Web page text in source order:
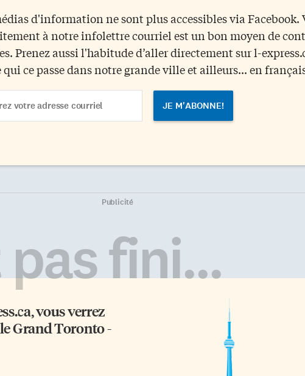
d'information ne sont plus accessibles via Facebook.
à notre infolettre courriel est un bon moyen de
Prenez aussi l'habitude d’aller directement sur l-
qui ce passe dans notre grande ville et ailleurs... en
Publicité
fini...
, vous verrez
Grand Toronto -